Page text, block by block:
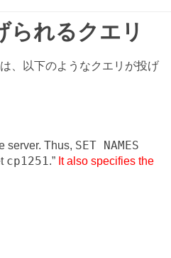
られるクエリ
、以下のようなクエリが投げ
server. Thus, SET NAMES
cp1251 .” It also specifies the